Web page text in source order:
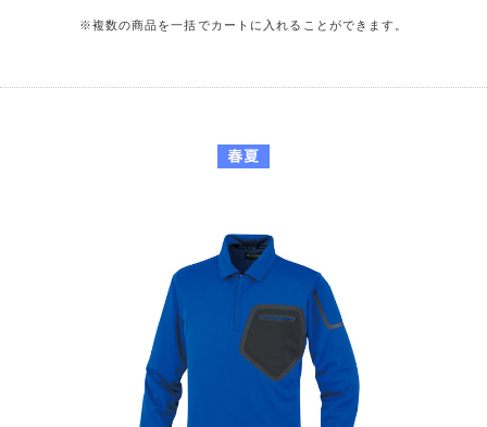
※複数の商品を一括でカートに入れることができます。